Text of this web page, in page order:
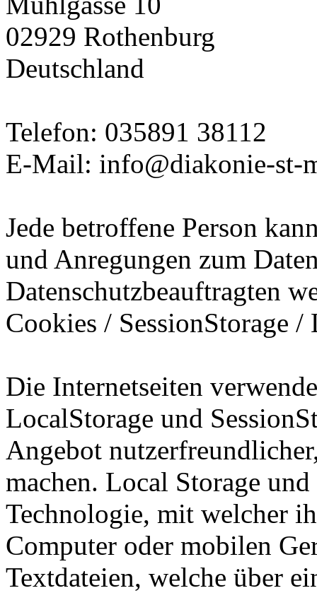
02929 Rothenburg
Deutschland
Telefon: 035891 38112
E-Mail: info@diakonie-st-
Jede betroffene Person
und Anregungen zum
Datenschutzbeauftragten
Cookies / SessionStorage /
Die Internetseiten
LocalStorage und
Angebot
machen. Local Storage
Technologie, mit welcher
Computer oder mobilen
Textdateien, welche über